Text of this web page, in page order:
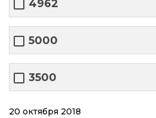
4962
5000
3500
20 октября 2018